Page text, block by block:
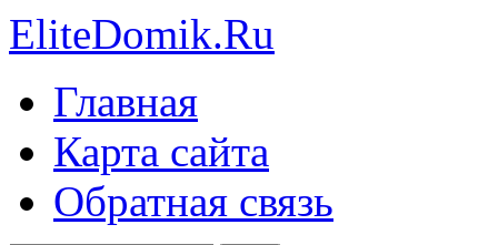
EliteDomik.Ru
Главная
Карта сайта
Обратная связь